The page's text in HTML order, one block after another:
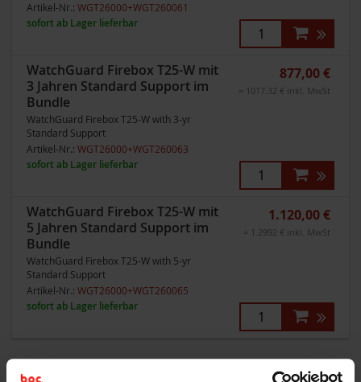
Artikel-Nr.: WGT26000+WGT260061
sofort ab Lager lieferbar
WatchGuard Firebox T25-W mit
3 Jahren Standard Support im
Bundle
WatchGuard Firebox T25-W with 3-yr
Standard Support
Artikel-Nr.: WGT26000+WGT260063
sofort ab Lager lieferbar
877,00 €
= 1017.32 € inkl. MwSt
WatchGuard Firebox T25-W mit
5 Jahren Standard Support im
Bundle
WatchGuard Firebox T25-W with 5-yr
Standard Support
Artikel-Nr.: WGT26000+WGT260065
sofort ab Lager lieferbar
1.120,00 €
= 1.2992 € inkl. MwSt